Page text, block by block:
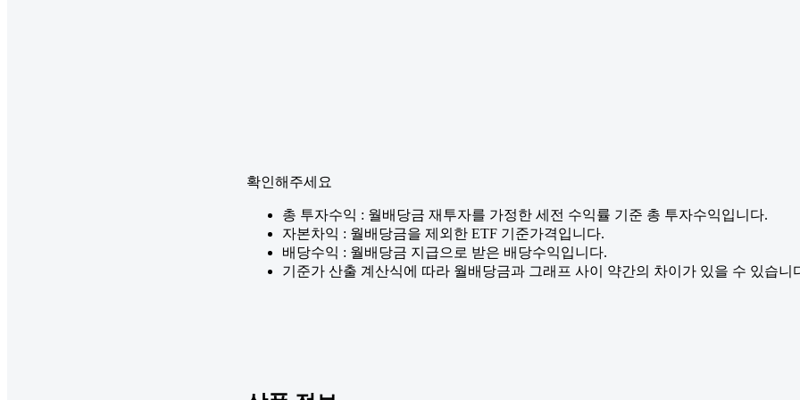
확인해주세요
총 투자수익 : 월배당금 재투자를 가정한 세전 수익률 기준 총 투자수익입니다.
자본차익 : 월배당금을 제외한 ETF 기준가격입니다.
배당수익 : 월배당금 지급으로 받은 배당수익입니다.
기준가 산출 계산식에 따라 월배당금과 그래프 사이 약간의 차이가 있을 수 있습니